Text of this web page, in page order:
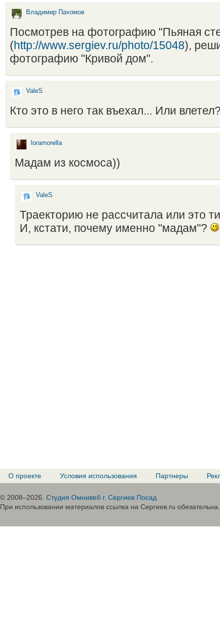
Владимир Пахомов
Посмотрев на фотографию "Пьяная
(http://www.sergiev.ru/photo/15048),
фотографию "Кривой дом".
ValeS
Кто это в него так въехал... Или
loramorella
Мадам из космоса))
ValeS
Траекторию не рассчитала или это
И, кстати, почему именно "мадам"?
О проекте Условия использования Партнеры
© 2008–2026. Студия Омнивеб г. Сергиев Посад
При использовании материалов ссылка на Сергиев.ru обязательна.